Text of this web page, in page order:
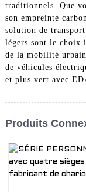
traditionnels. Que
son empreinte
solution de
légers sont le choix
de la mobilité
de véhicules
et plus vert avec
Produits